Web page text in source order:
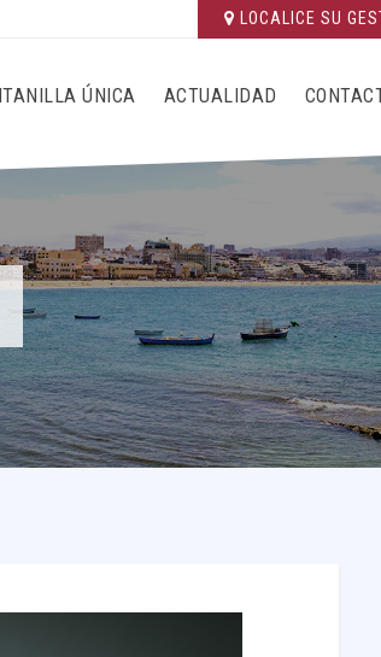
LOCALICE SU
ÚNICA ACTUALIDAD